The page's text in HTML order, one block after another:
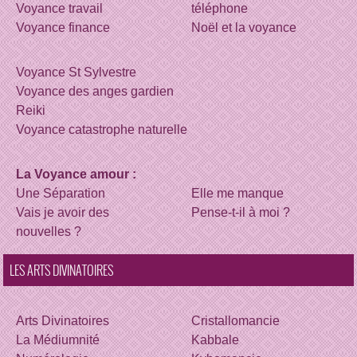
Voyance travail
Voyance finance
téléphone
Noël et la voyance
Voyance St Sylvestre
Voyance des anges gardien
Reiki
Voyance catastrophe naturelle
La Voyance amour :
Une Séparation
Vais je avoir des
nouvelles ?
Elle me manque
Pense-t-il à moi ?
LES ARTS DIVINATOIRES
Arts Divinatoires
La Médiumnité
Cristallomancie
Kabbale